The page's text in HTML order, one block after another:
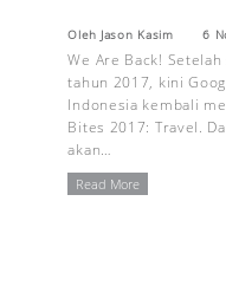
Oleh Jason Kasim 6
We Are Back!
tahun 2017, kini
Indonesia kembali
Bites 2017: Travel.
akan…
Read More